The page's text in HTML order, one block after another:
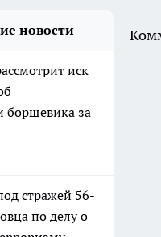
новости
иск
борщевика за
стражей 56-
по делу о